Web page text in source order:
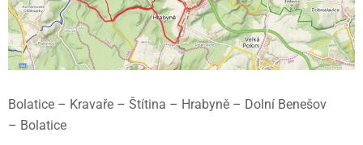
Bolatice – Kravaře – Štítina – Hrabyně – Dolní Benešov
– Bolatice